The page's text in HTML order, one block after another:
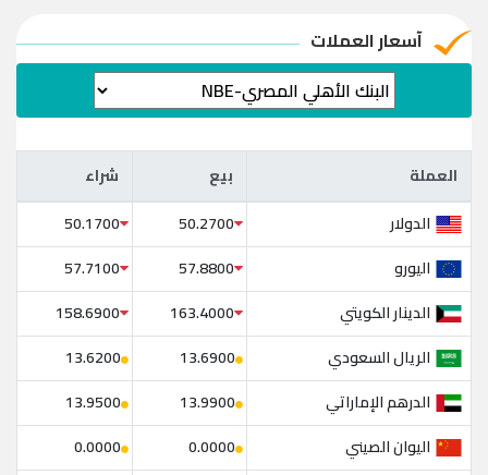
آسعار العملات
العملة بيع شراء العملة بيع
شراء
الدولار
50.2700
50.1700
اليورو
57.8800
57.7100
الدينار الكويتي
163.4000
158.6900
الريال السعودي
13.6900
13.6200
الدرهم الإماراتي
13.9900
13.9500
اليوان الصيني
0.0000
0.0000